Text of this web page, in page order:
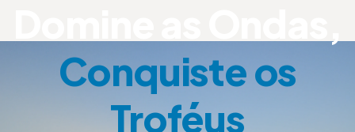
Conquiste os
Troféus